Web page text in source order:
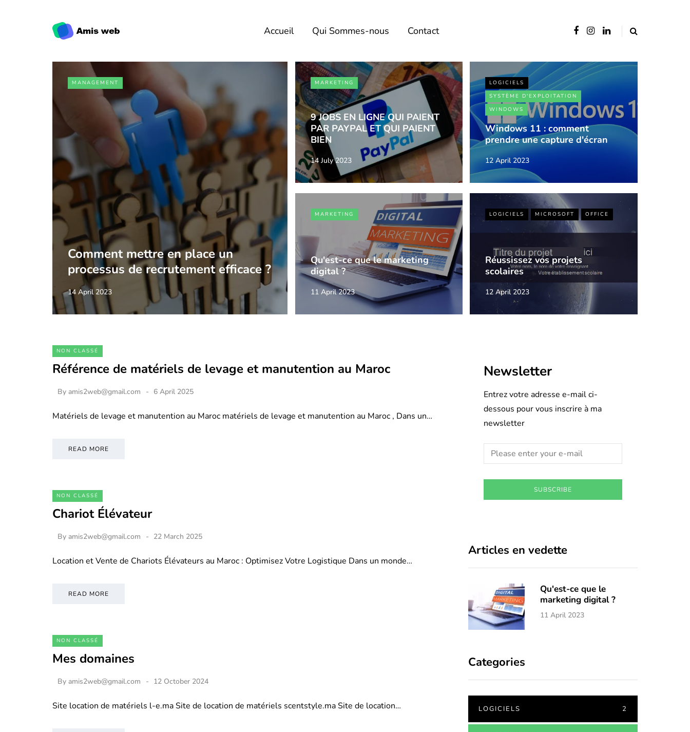
Accueil Qui Sommes-nous Contact
MANAGEMENT
Comment mettre en place un
processus de recrutement efficace ?
14 April 2023
MARKETING
9 JOBS EN LIGNE QUI PAIENT
PAR PAYPAL ET QUI PAIENT
BIEN
14 July 2023
LOGICIELS
SYSTÈME D'EXPLOITATION
WINDOWS
Windows 11 : comment
prendre une capture d'écran
12 April 2023
MARKETING
Qu'est-ce que le marketing
digital ?
11 April 2023
LOGICIELS MICROSOFT OFFICE
Réussissez vos projets
scolaires
12 April 2023
NON CLASSÉ
Référence de matériels de levage et manutention au Maroc
By amis2web@gmail.com 6 April 2025
Matériels de levage et manutention au Maroc matériels de levage et manutention au Maroc , Dans un…
READ MORE
NON CLASSÉ
Chariot Élévateur
By amis2web@gmail.com 22 March 2025
Location et Vente de Chariots Élévateurs au Maroc : Optimisez Votre Logistique Dans un monde…
READ MORE
NON CLASSÉ
Mes domaines
By amis2web@gmail.com 12 October 2024
Site location de matériels l-e.ma Site de location de matériels scentstyle.ma Site de location…
Newsletter
Entrez votre adresse e-mail ci-
dessous pour vous inscrire à ma
newsletter
SUBSCRIBE
Articles en vedette
Qu'est-ce que le
marketing digital ?
11 April 2023
Categories
LOGICIELS 2